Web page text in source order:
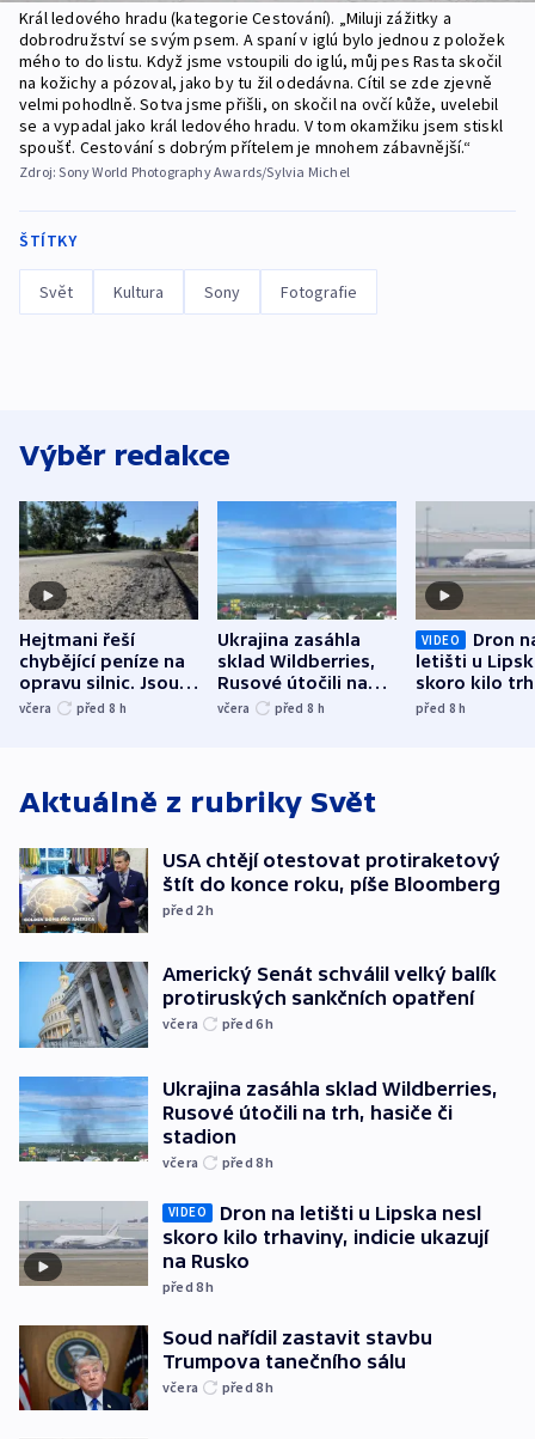
Král ledového hradu (kategorie Cestování). „Miluji zážitky a
dobrodružství se svým psem. A spaní v iglú bylo jednou z položek
mého to do listu. Když jsme vstoupili do iglú, můj pes Rasta skočil
na kožichy a pózoval, jako by tu žil odedávna. Cítil se zde zjevně
velmi pohodlně. Sotva jsme přišli, on skočil na ovčí kůže, uvelebil
se a vypadal jako král ledového hradu. V tom okamžiku jsem stiskl
spoušť. Cestování s dobrým přítelem je mnohem zábavnější.“
Zdroj:Sony World Photography Awards/Sylvia Michel
ŠTÍTKY
Svět Kultura Sony Fotografie
Výběr redakce
Hejtmani řeší
chybějící peníze na
opravu silnic. Jsou
nenárokové, namítá
včera před 8 h
Ukrajina zasáhla
sklad Wildberries,
Rusové útočili na
trh, hasiče či
včera před 8 h
VIDEO
Dron
letišti u
skoro kilo
indicie
před 8h
Aktuálně z rubriky Svět
USA chtějí otestovat protiraketový
štít do konce roku, píše Bloomberg
před 2h
Americký Senát schválil velký balík
protiruských sankčních opatření
včera před 6h
Ukrajina zasáhla sklad Wildberries,
Rusové útočili na trh, hasiče či
stadion
včera před 8h
VIDEO
Dron na letišti u Lipska nesl
skoro kilo trhaviny, indicie ukazují
na Rusko
před 8h
Soud nařídil zastavit stavbu
Trumpova tanečního sálu
včera před 8h